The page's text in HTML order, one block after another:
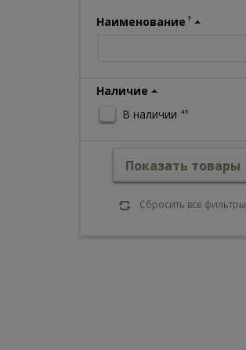
Наименование ?
Наличие
В наличии 45
Показать товары
Сбросить все фильтры